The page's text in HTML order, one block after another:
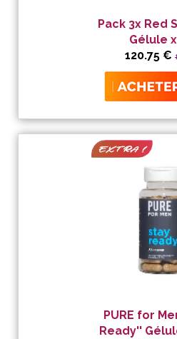
Pack 3x Red
Gélule
120.75 €
PURE for
Ready''